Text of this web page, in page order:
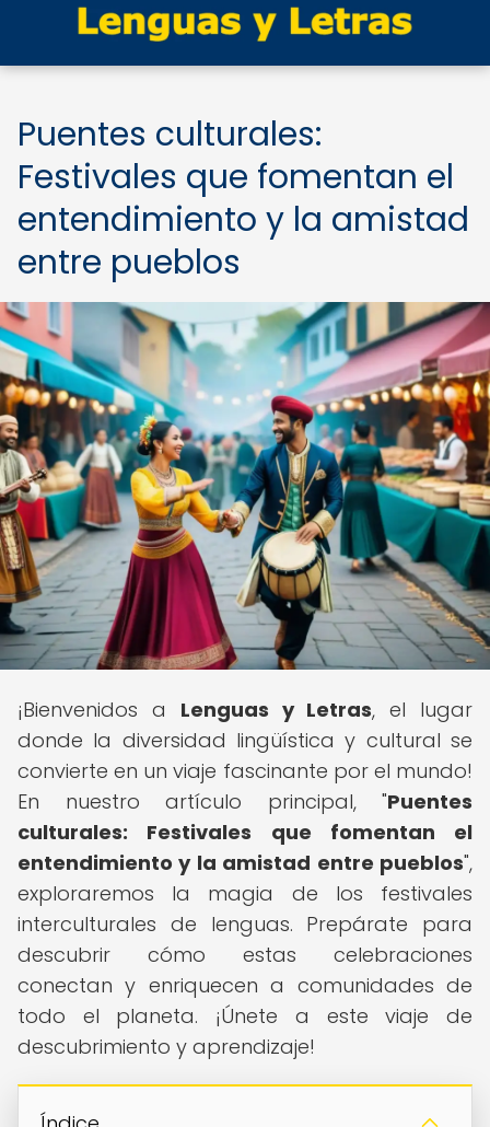
Puentes culturales:
Festivales que fomentan el
entendimiento y la amistad
entre pueblos
¡Bienvenidos a Lenguas y Letras, el lugar
donde la diversidad lingüística y cultural se
convierte en un viaje fascinante por el mundo!
En nuestro artículo principal, "Puentes
culturales: Festivales que fomentan el
entendimiento y la amistad entre pueblos",
exploraremos la magia de los festivales
interculturales de lenguas. Prepárate para
descubrir cómo estas celebraciones
conectan y enriquecen a comunidades de
todo el planeta. ¡Únete a este viaje de
descubrimiento y aprendizaje!